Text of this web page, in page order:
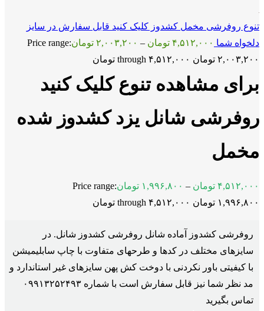
تنوع روفرشی مخمل کشدوز کلیک کنید قابل سفارش در سایز
دلخواه شما ۴,۵۱۲,۰۰۰ تومان – ۲,۰۰۳,۲۰۰ تومانPrice range:
۲,۰۰۳,۲۰۰ تومان through ۴,۵۱۲,۰۰۰ تومان
برای مشاهده تنوع کلیک کنید
روفرشی شانل یزد کشدوز شده
مخمل
۴,۵۱۲,۰۰۰ تومان – ۱,۹۹۶,۸۰۰ تومانPrice range:
۱,۹۹۶,۸۰۰ تومان through ۴,۵۱۲,۰۰۰ تومان
روفرشی کشدوز آماده شانل روفرشی کشدوز شانل. در
سایزهای مختلف در کدها و طرحهای متفاوت با چاپ سابلیمیشن
با کیفیتی باور نکردنی با دوخت کش پهن سایزهای غیر استاندارد و
مد نظر شما نیز قابل سفارش است با شماره ۰۹۹۱۳۲۵۲۴۹۳
تماس بگیرید